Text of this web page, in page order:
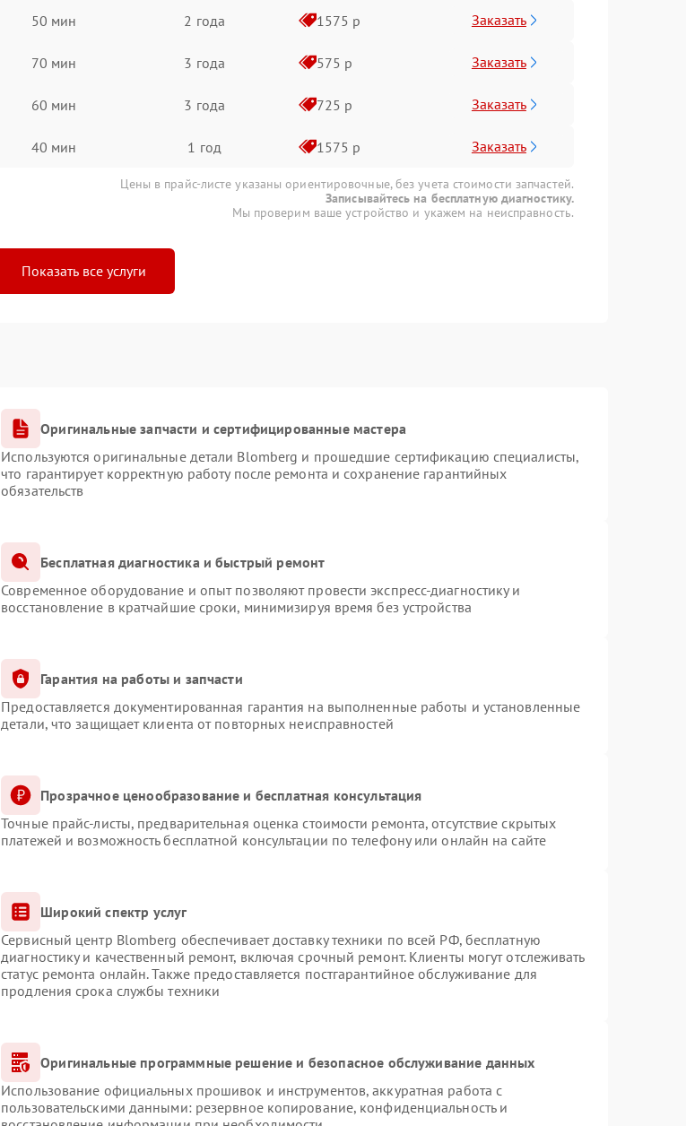
50 мин 2 года 1575 р Заказать
70 мин 3 года 575 р Заказать
60 мин 3 года 725 р Заказать
40 мин 1 год 1575 р Заказать
Цены в прайс-листе указаны ориентировочные, без учета стоимости запчастей.
Записывайтесь на бесплатную диагностику.
Мы проверим ваше устройство и укажем на неисправность.
Показать все услуги
Оригинальные запчасти и сертифицированные мастера
Используются оригинальные детали Blomberg и прошедшие сертификацию специалисты,
что гарантирует корректную работу после ремонта и сохранение гарантийных
обязательств
Бесплатная диагностика и быстрый ремонт
Современное оборудование и опыт позволяют провести экспресс-диагностику и
восстановление в кратчайшие сроки, минимизируя время без устройства
Гарантия на работы и запчасти
Предоставляется документированная гарантия на выполненные работы и установленные
детали, что защищает клиента от повторных неисправностей
Прозрачное ценообразование и бесплатная консультация
Точные прайс-листы, предварительная оценка стоимости ремонта, отсутствие скрытых
платежей и возможность бесплатной консультации по телефону или онлайн на сайте
Широкий спектр услуг
Сервисный центр Blomberg обеспечивает доставку техники по всей РФ, бесплатную
диагностику и качественный ремонт, включая срочный ремонт. Клиенты могут отслеживать
статус ремонта онлайн. Также предоставляется постгарантийное обслуживание для
продления срока службы техники
Оригинальные программные решение и безопасное обслуживание данных
Использование официальных прошивок и инструментов, аккуратная работа с
пользовательскими данными: резервное копирование, конфиденциальность и